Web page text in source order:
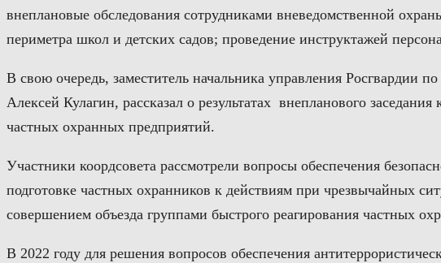
внеплановые обследования сотрудниками вневедомственной
периметра школ и детских садов; проведение инструктажей
В свою очередь, заместитель начальника управления
Алексей Кулагин, рассказал о результатах внепланового
частных охранных предприятий.
Участники коордсовета рассмотрели вопросы обеспечения
подготовке частных охранников к действиям при чрезвычайных
совершением объезда группами быстрого реагирования частных
В 2022 году для решения вопросов обеспечения